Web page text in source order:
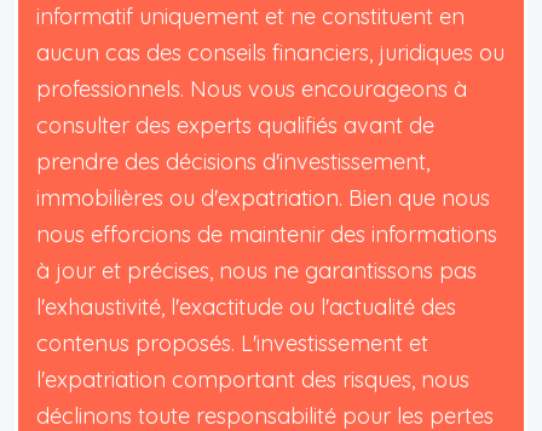
informatif uniquement et ne constituent en
aucun cas des conseils financiers, juridiques ou
professionnels. Nous vous encourageons à
consulter des experts qualifiés avant de
prendre des décisions d'investissement,
immobilières ou d'expatriation. Bien que nous
nous efforcions de maintenir des informations
à jour et précises, nous ne garantissons pas
l'exhaustivité, l'exactitude ou l'actualité des
contenus proposés. L'investissement et
l'expatriation comportant des risques, nous
déclinons toute responsabilité pour les pertes